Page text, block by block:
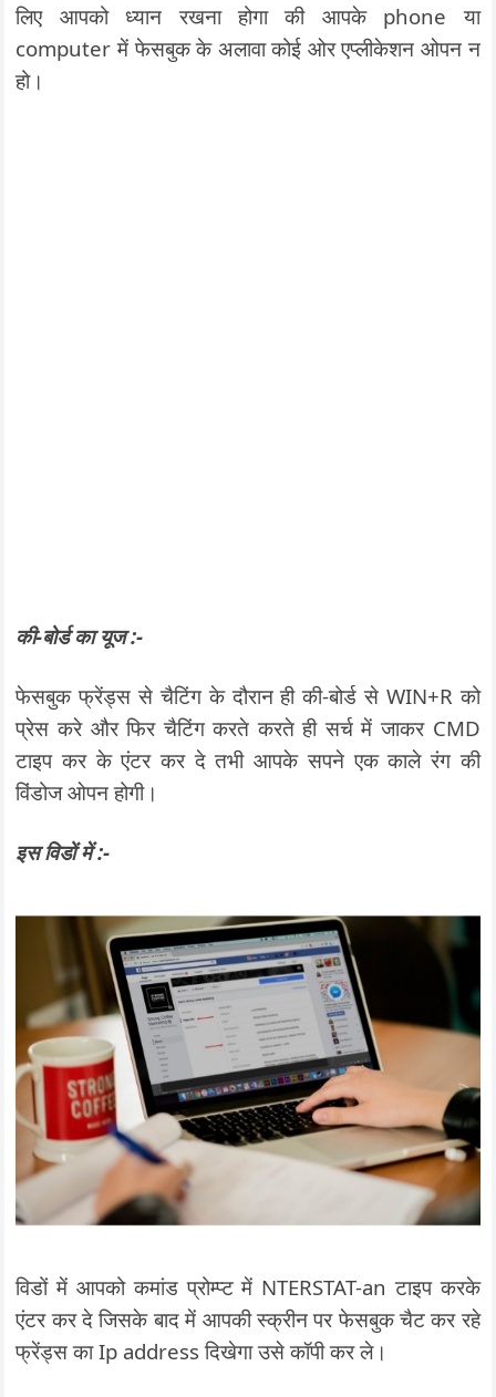
लिए आपको ध्यान रखना होगा की आपके phone या
computer में फेसबुक के अलावा कोई ओर एप्लीकेशन ओपन न
हो।
की-बोर्ड का यूज :-
फेसबुक फ्रेंड्स से चैटिंग के दौरान ही की-बोर्ड से WIN+R को
प्रेस करे और फिर चैटिंग करते करते ही सर्च में जाकर CMD
टाइप कर के एंटर कर दे तभी आपके सपने एक काले रंग की
विंडोज ओपन होगी।
इस विडों में :-
विडों में आपको कमांड प्रोम्प्ट में NTERSTAT-an टाइप करके
एंटर कर दे जिसके बाद में आपकी स्क्रीन पर फेसबुक चैट कर रहे
फ्रेंड्स का Ip address दिखेगा उसे कॉपी कर ले।